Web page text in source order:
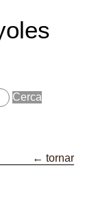
← tornar